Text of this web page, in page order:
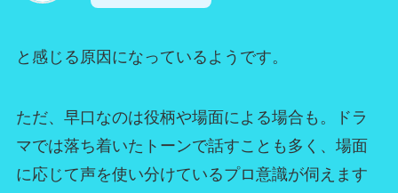
と感じる原因になっているようです。
ただ、早口なのは役柄や場面による場合も。ドラ
マでは落ち着いたトーンで話すことも多く、場面
に応じて声を使い分けているプロ意識が伺えます